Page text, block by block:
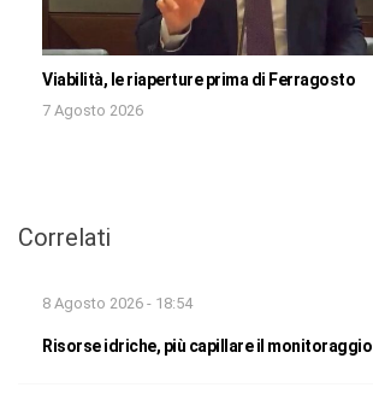
Viabilità, le riaperture prima di Ferragosto
7 Agosto 2026
Correlati
8 Agosto 2026 - 18:54
Risorse idriche, più capillare il monitoraggio